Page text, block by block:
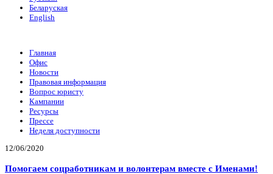
Беларуская
English
Главная
Офис
Новости
Правовая информация
Вопрос юристу
Кампании
Ресурсы
Прессе
Неделя доступности
12/06/2020
Помогаем соцработникам и волонтерам вместе с Именами!